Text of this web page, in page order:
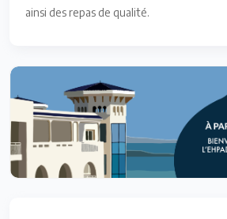
ainsi des repas de qualité.